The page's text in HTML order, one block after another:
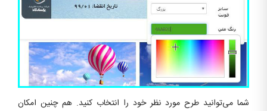
شما می‌توانید طرح مورد نظر خود را انتخاب کنید. هم چنین امکان